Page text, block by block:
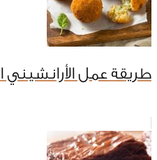
طريقة عمل الأرانشيني